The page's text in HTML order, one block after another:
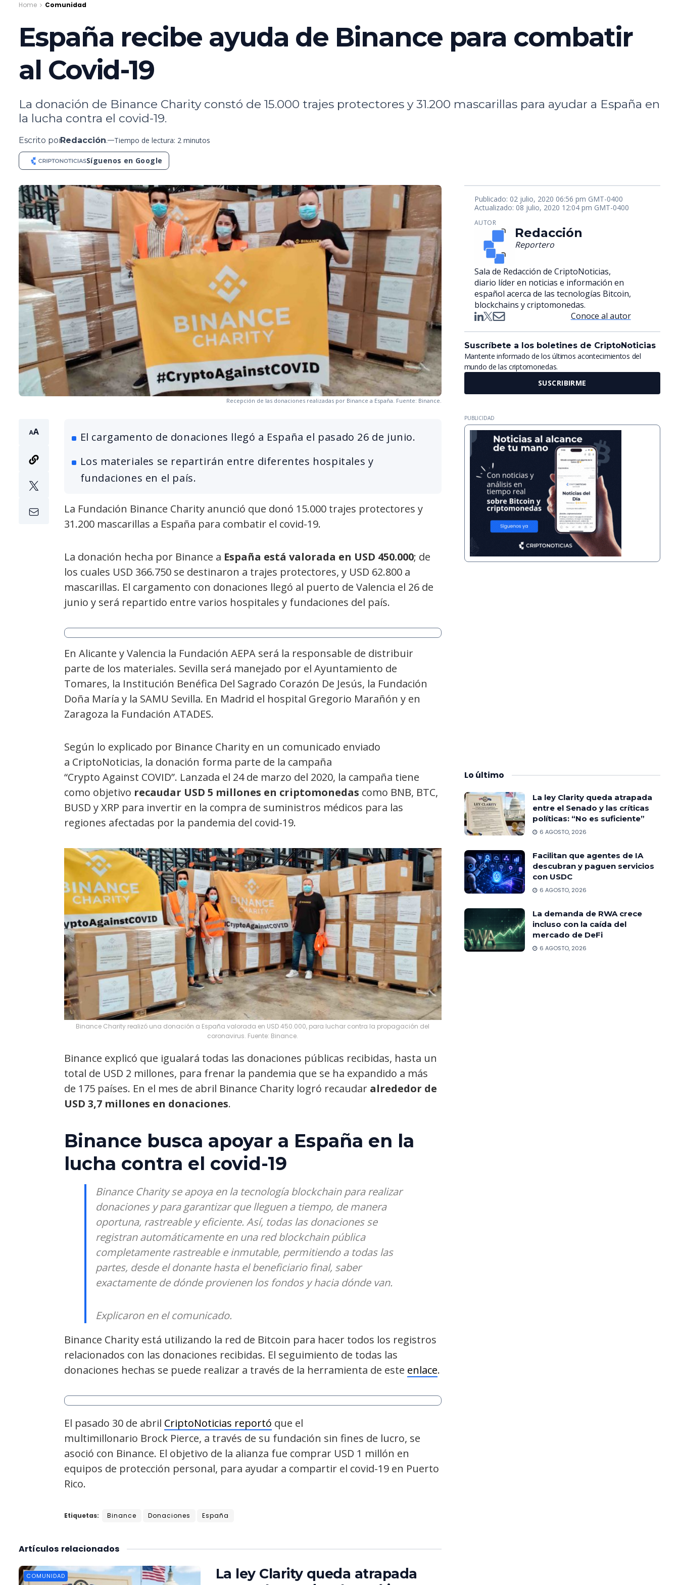
Home Comunidad
España recibe ayuda de Binance para combatir
al Covid-19
La donación de Binance Charity constó de 15.000 trajes protectores y 31.200 mascarillas para ayudar a España en
la lucha contra el covid-19.
Escrito porRedacción. Tiempo de lectura: 2 minutos
Síguenos en Google
Recepción de las donaciones realizadas por Binance a España. Fuente: Binance.
El cargamento de donaciones llegó a España el pasado 26 de junio.
Los materiales se repartirán entre diferentes hospitales y
fundaciones en el país.
La Fundación Binance Charity anunció que donó 15.000 trajes protectores y
31.200 mascarillas a España para combatir el covid-19.
La donación hecha por Binance a España está valorada en USD 450.000; de
los cuales USD 366.750 se destinaron a trajes protectores, y USD 62.800 a
mascarillas. El cargamento con donaciones llegó al puerto de Valencia el 26 de
junio y será repartido entre varios hospitales y fundaciones del país.
En Alicante y Valencia la Fundación AEPA será la responsable de distribuir
parte de los materiales. Sevilla será manejado por el Ayuntamiento de
Tomares, la Institución Benéfica Del Sagrado Corazón De Jesús, la Fundación
Doña María y la SAMU Sevilla. En Madrid el hospital Gregorio Marañón y en
Zaragoza la Fundación ATADES.
Según lo explicado por Binance Charity en un comunicado enviado
a CriptoNoticias, la donación forma parte de la campaña
“Crypto Against COVID”. Lanzada el 24 de marzo del 2020, la campaña tiene
como objetivo recaudar USD 5 millones en criptomonedas como BNB, BTC,
BUSD y XRP para invertir en la compra de suministros médicos para las
regiones afectadas por la pandemia del covid-19.
Binance Charity realizó una donación a España valorada en USD 450.000, para luchar contra la propagación del
coronavirus. Fuente: Binance.
Binance explicó que igualará todas las donaciones públicas recibidas, hasta un
total de USD 2 millones, para frenar la pandemia que se ha expandido a más
de 175 países. En el mes de abril Binance Charity logró recaudar alrededor de
USD 3,7 millones en donaciones.
Binance busca apoyar a España en la
lucha contra el covid-19
Binance Charity se apoya en la tecnología blockchain para realizar
donaciones y para garantizar que lleguen a tiempo, de manera
oportuna, rastreable y eficiente. Así, todas las donaciones se
registran automáticamente en una red blockchain pública
completamente rastreable e inmutable, permitiendo a todas las
partes, desde el donante hasta el beneficiario final, saber
exactamente de dónde provienen los fondos y hacia dónde van.
Explicaron en el comunicado.
Binance Charity está utilizando la red de Bitcoin para hacer todos los registros
relacionados con las donaciones recibidas. El seguimiento de todas las
donaciones hechas se puede realizar a través de la herramienta de este enlace.
El pasado 30 de abril CriptoNoticias reportó que el
multimillonario Brock Pierce, a través de su fundación sin fines de lucro, se
asoció con Binance. El objetivo de la alianza fue comprar USD 1 millón en
equipos de protección personal, para ayudar a compartir el covid-19 en Puerto
Rico.
Etiquetas: Binance Donaciones España
relacionados
Artículos
COMUNIDAD
La ley Clarity queda atrapada
Publicado: 02 julio, 2020 06:56 pm GMT-0400
Actualizado: 08 julio, 2020 12:04 pm GMT-0400
AUTOR
Redacción
Reportero
Sala de Redacción de CriptoNoticias,
diario líder en noticias e información en
español acerca de las tecnologías Bitcoin,
blockchains y criptomonedas.
Conoce al autor
Suscríbete a los boletines de CriptoNoticias
Mantente informado de los últimos acontecimientos del
mundo de las criptomonedas.
SUSCRIBIRME
PUBLICIDAD
Lo último
La ley Clarity queda atrapada
entre el Senado y las críticas
políticas: “No es suficiente”
6 AGOSTO, 2026
Facilitan que agentes de IA
descubran y paguen servicios
con USDC
6 AGOSTO, 2026
La demanda de RWA crece
incluso con la caída del
mercado de DeFi
6 AGOSTO, 2026